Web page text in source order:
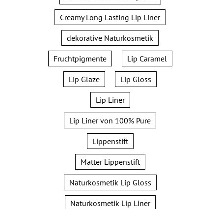
Creamy Long Lasting Lip Liner
dekorative Naturkosmetik
Fruchtpigmente Lip Caramel
Lip Glaze Lip Gloss
Lip Liner
Lip Liner von 100% Pure
Lippenstift
Matter Lippenstift
Naturkosmetik Lip Gloss
Naturkosmetik Lip Liner